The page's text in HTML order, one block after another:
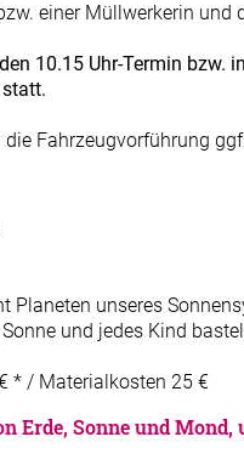
einer Müllwerkerin und
10.15 Uhr-Termin bzw.
Fahrzeugvorführung
unseres
und jedes Kind
* / Materialkosten 25 €
Erde, Sonne und